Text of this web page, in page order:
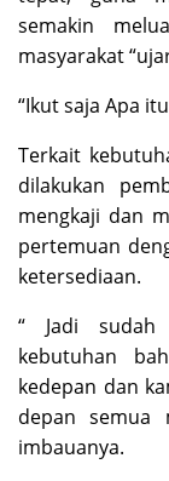
semakin
masyarakat
“Ikut saja Apa
Terkait
dilakukan
mengkaji dan
pertemuan
ketersediaan.
“ Jadi sudah
kebutuhan
kedepan dan
depan semua
imbauanya.